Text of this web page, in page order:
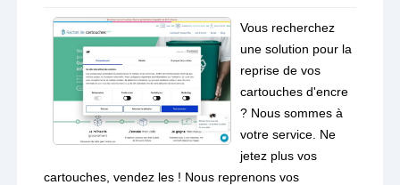
Vous recherchez
une solution pour la
reprise de vos
cartouches d'encre
? Nous sommes à
votre service. Ne
jetez plus vos
cartouches, vendez les ! Nous reprenons vos